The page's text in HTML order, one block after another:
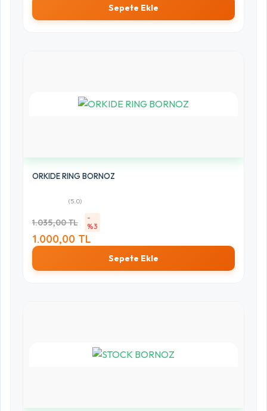
Sepete Ekle
ORKIDE RING BORNOZ
(5.0)
1.035,00 TL
-
%3
1.000,00 TL
Sepete Ekle